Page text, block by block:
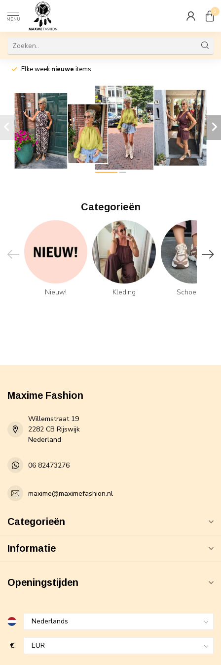
MENU
0
Elke weeknieuwe items
Categorieën
Nieuw! Kleding Schoenen
Maxime Fashion
Willemstraat 19
2282 CB Rijswijk
Nederland
06 82473276
maxime@maximefashion.nl
Categorieën
Informatie
Openingstijden
€